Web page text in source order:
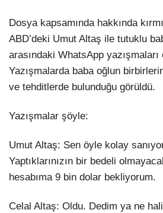
Dosya kapsamında hakkında
ABD’deki Umut Altaş ile tutuklu
arasındaki WhatsApp yazışmaları
Yazışmalarda baba oğlun
ve tehditlerde bulunduğu görüldü.
Yazışmalar şöyle:
Umut Altaş: Sen öyle kolay
Yaptıklarınızın bir bedeli
hesabıma 9 bin dolar bekliyorum.
Celal Altaş: Oldu. Dedim ya ne